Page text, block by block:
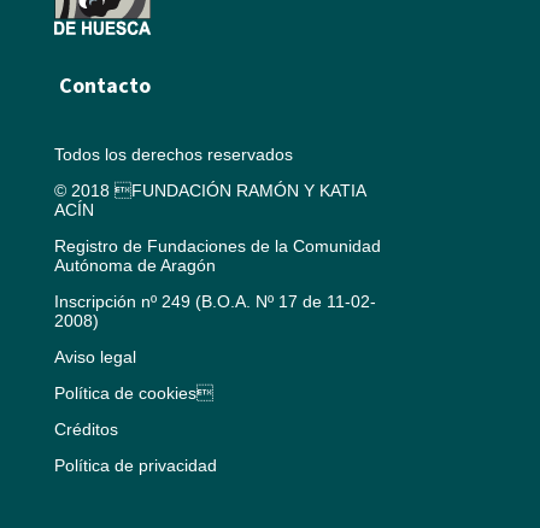
Contacto
Todos los derechos reservados
© 2018 FUNDACIÓN RAMÓN Y KATIA
ACÍN
Registro de Fundaciones de la Comunidad
Autónoma de Aragón
Inscripción nº 249 (B.O.A. Nº 17 de 11-02-
2008)
Aviso legal
Política de cookies
Créditos
Política de privacidad